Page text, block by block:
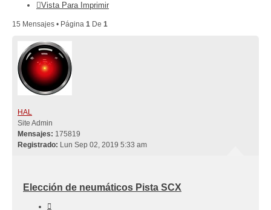
Vista Para Imprimir
15 Mensajes • Página 1 De 1
HAL
Site Admin
Mensajes: 175819
Registrado: Lun Sep 02, 2019 5:33 am
Elección de neumáticos Pista SCX